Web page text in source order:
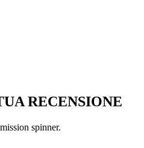
RECENSIONE